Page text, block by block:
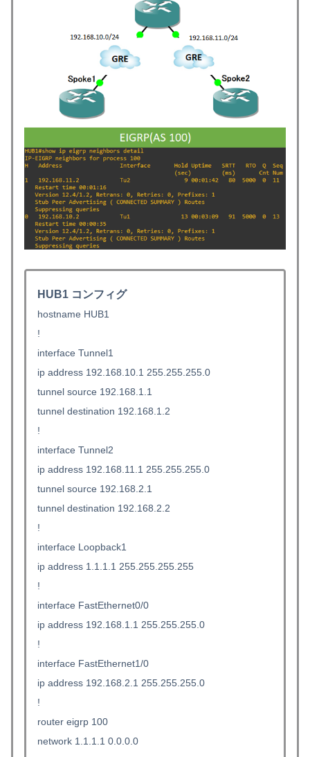
HUB1 コンフィグ
hostname HUB1
!
interface Tunnel1
ip address 192.168.10.1 255.255.255.0
tunnel source 192.168.1.1
tunnel destination 192.168.1.2
!
interface Tunnel2
ip address 192.168.11.1 255.255.255.0
tunnel source 192.168.2.1
tunnel destination 192.168.2.2
!
interface Loopback1
ip address 1.1.1.1 255.255.255.255
!
interface FastEthernet0/0
ip address 192.168.1.1 255.255.255.0
!
interface FastEthernet1/0
ip address 192.168.2.1 255.255.255.0
!
router eigrp 100
network 1.1.1.1 0.0.0.0